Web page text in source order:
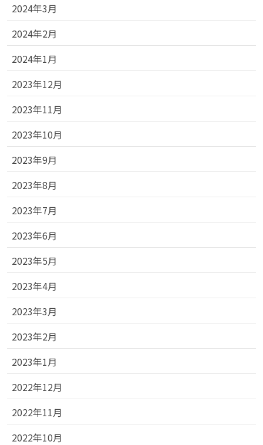
2024年3月
2024年2月
2024年1月
2023年12月
2023年11月
2023年10月
2023年9月
2023年8月
2023年7月
2023年6月
2023年5月
2023年4月
2023年3月
2023年2月
2023年1月
2022年12月
2022年11月
2022年10月